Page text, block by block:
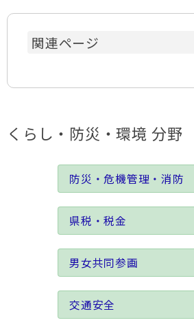
関連ページ
くらし・防災・環境 分野
防災・危機管理・消防
県税・税金
男女共同参画
交通安全